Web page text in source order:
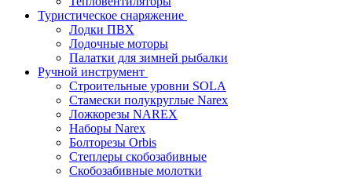
Туристическое снаряжение
Лодки ПВХ
Лодочные моторы
Палатки для зимней рыбалки
Ручной инструмент
Строительные уровни SOLA
Стамески полукруглые Narex
Ложкорезы NAREX
Наборы Narex
Болторезы Orbis
Степлеры скобозабивные
Скобозабивные молотки